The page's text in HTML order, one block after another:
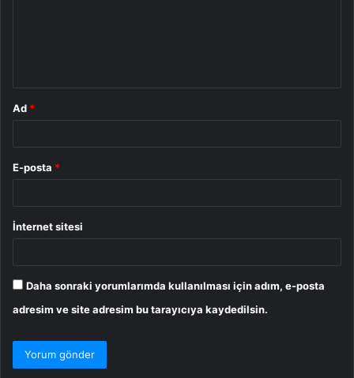
Ad *
E-posta *
İnternet sitesi
Daha sonraki yorumlarımda kullanılması için adım, e-posta
adresim ve site adresim bu tarayıcıya kaydedilsin.